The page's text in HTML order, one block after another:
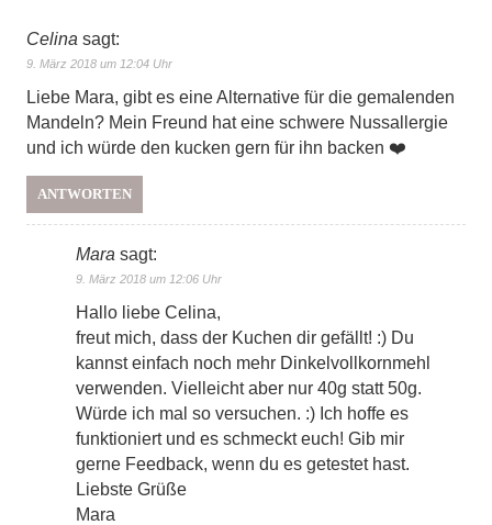
Celina sagt:
9. März 2018 um 12:04 Uhr
Liebe Mara, gibt es eine Alternative für die gemalenden
Mandeln? Mein Freund hat eine schwere Nussallergie
und ich würde den kucken gern für ihn backen ❤️
ANTWORTEN
Mara sagt:
9. März 2018 um 12:06 Uhr
Hallo liebe Celina,
freut mich, dass der Kuchen dir gefällt! :) Du
kannst einfach noch mehr Dinkelvollkornmehl
verwenden. Vielleicht aber nur 40g statt 50g.
Würde ich mal so versuchen. :) Ich hoffe es
funktioniert und es schmeckt euch! Gib mir
gerne Feedback, wenn du es getestet hast.
Liebste Grüße
Mara